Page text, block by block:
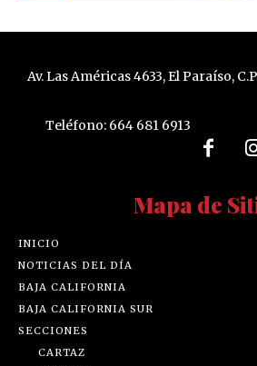
Av. Las Américas 4633, El Paraíso,
Teléfono: 664 681 6913
Mapa de
INICIO
NOTICIAS DEL DÍA
BAJA CALIFORNIA
BAJA CALIFORNIA SUR
SECCIONES
CARTAZ